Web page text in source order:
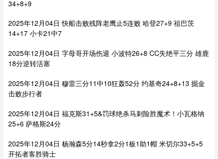
34+8+9
2025年12月04日 快船击败残阵老鹰止5连败 哈登27+9 祖巴茨
14+17 小卡21中7
2025年12月04日 字母哥开场伤退 小波特26+8 CC失绝平三分 雄鹿
18分逆转活塞
2025年12月04日 穆雷三分11中10狂轰52分 约基奇24+8+13 掘金
击败步行者
2025年12月04日 福克斯31+5&罚球绝杀马刺险胜魔术！小瓦格纳
25+6 萨格斯24分
2025年12月04日 杨瀚森5分14秒拿2分1板1助1帽 米切尔33+5+5
开拓者客胜骑士